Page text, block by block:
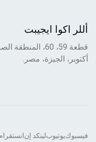
أللر اكوا ايجيبت
قطعة 59، 60،
أكتوبر، الجيزة، مصر.
فيسبوكيوتيوبلينكد إن